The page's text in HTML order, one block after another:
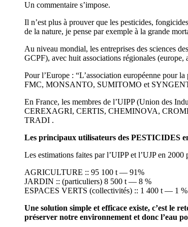
Un commentaire s’impose.
Il n’est plus à prouver que les pesticides,
de la nature, je pense par exemple à la grande
Au niveau mondial, les entreprises des sciences
GCPF), avec huit associations régionales
Pour l’Europe : “L’association européenne pour
FMC, MONSANTO, SUMITOMO et
En France, les membres de l’UIPP (Union des
CEREXAGRI, CERTIS, CHEMINOVA,
TRADI .
Les principaux utilisateurs des PESTICIDES
Les estimations faites par l’UIPP et l’UJP en
AGRICULTURE :: 95 100 t — 91%
JARDIN :: (particuliers) 8 500 t — 8 %
ESPACES VERTS (collectivités) :: 1 400 t — 1 %
Une solution simple et efficace existe, c’est le
préserver notre environnement et donc l’eau